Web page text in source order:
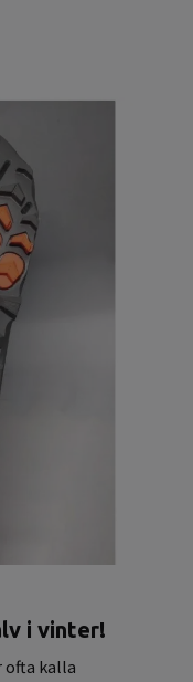
i vinter!
ofta kalla